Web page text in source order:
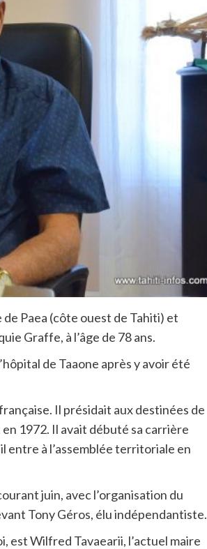
Paea (côte ouest de Tahiti) et
Graffe, à l’âge de 78 ans.
de Taaone après y avoir été
Il présidait aux destinées de
1972. Il avait débuté sa carrière
à l’assemblée territoriale en
juin, avec l’organisation du
Tony Géros, élu indépendantiste.
est Wilfred Tavaearii, l’actuel maire